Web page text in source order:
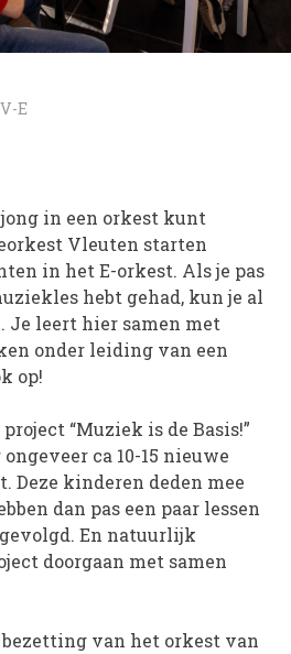
ONS
zijn we?
Bestuur
Dirigenten
Historie
Contact
WORD LID
E
in een orkest kunt
Vleuten starten
in het E-orkest. Als je pas
hebt gehad, kun je al
Je leert hier samen met
onder leiding van een
op!
“Muziek is de Basis!”
ca 10-15 nieuwe
Deze kinderen deden mee
dan pas een paar lessen
En natuurlijk
doorgaan met samen
van het orkest van